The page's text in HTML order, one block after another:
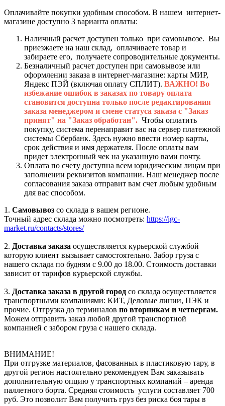
Оплачивайте покупки удобным способом. В нашем интернет-
магазине доступно 3 варианта оплаты:
Наличный расчет доступен только при самовывозе. Вы
приезжаете на наш склад, оплачиваете товар и
забираете его, получаете сопроводительные документы.
Безналичный расчет доступен при самовывозе или
оформлении заказа в интернет-магазине: карты МИР,
Яндекс ПЭЙ (включая оплату СПЛИТ). ВАЖНО! Во
избежание ошибок в заказах по товару оплата
становится доступна только после редактирования
заказа менеджером и смене статуса заказа с "Заказ
принят" на "Заказ обработан". Чтобы оплатить
покупку, система перенаправит вас на сервер платежной
системы Сбербанк. Здесь нужно ввести номер карты,
срок действия и имя держателя. После оплаты вам
придет электронный чек на указанную вами почту.
Оплата по счету доступна всем юридическим лицам при
заполнении реквизитов компании. Наш менеджер после
согласования заказа отправит вам счет любым удобным
для вас способом.
1. Самовывоз со склада в вашем регионе.
Точный адрес склада можно посмотреть: https://igc-
market.ru/contacts/stores/
2. Доставка заказа осуществляется курьерской службой
которую клиент вызывает самостоятельно. Забор груза с
нашего склада по будням с 9.00 до 18.00. Стоимость доставки
зависит от тарифов курьерской службы.
3. Доставка заказа в другой город со склада осуществляется
транспортными компаниями: КИТ, Деловые линии, ПЭК и
прочие. Отгрузка до терминалов по вторникам и четвергам.
Можем отправить заказ любой другой транспортной
компанией с забором груза с нашего склада.
ВНИМАНИЕ!
При отгрузке материалов, фасованных в пластиковую тару, в
другой регион настоятельно рекомендуем Вам заказывать
дополнительную опцию у транспортных компаний – аренда
паллетного борта. Средняя стоимость услуги составляет 700
руб. Это позволит Вам получить груз без риска боя тары в